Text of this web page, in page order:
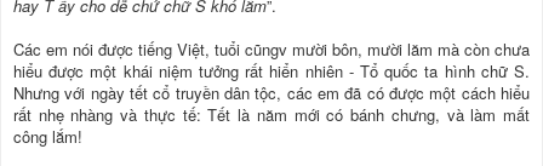
hay T ấy cho dễ chứ chữ S khó lắm”.
Các em nói được tiếng Việt, tuổi cũngv mười bôn, mười lăm mà còn chưa
hiểu được một khái niệm tưởng rất hiển nhiên - Tổ quốc ta hình chữ S.
Nhưng với ngày tết cổ truyền dân tộc, các em đã có được một cách hiểu
rất nhẹ nhàng và thực tế: Tết là năm mới có bánh chưng, và làm mất
công lắm!